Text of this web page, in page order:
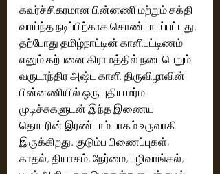
கவர்ச்சிகரமான பின்னணி மற்றும் சக்தி
வாய்ந்த நடிப்பிற்காக கொண்டாடப்பட்டது.
தற்போது தமிழ்நாட்டின் காளிபட்டிணம்
எனும் கற்பனை கிராமத்தில் நடைபெறும்
வருடாந்திர அஷ்ட காளி திருவிழாவின்
பின்னணியில் ஒரு புதிய மர்ம
முடிச்சுகளுடன் இந்த இணைய
தொடரின் இரண்டாம் பாகம் உருவாகி
இருக்கிறது. குடும்ப பிணைப்புகள்,
காதல், தியாகம், நேர்மை, பழிவாங்கல்,